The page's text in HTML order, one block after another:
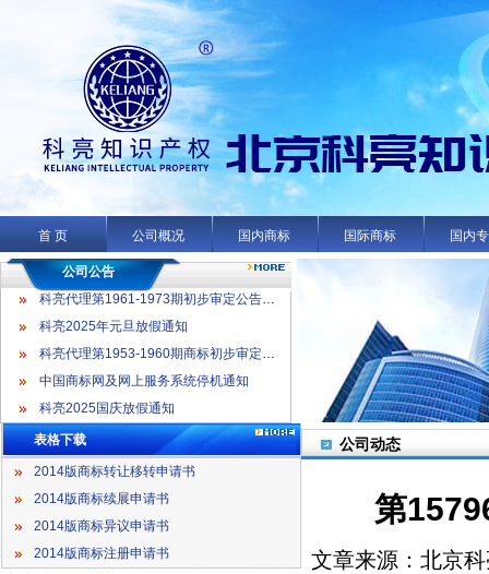
首 页 公司概况 国内商标 国际商标 国内
公司公告
科亮代理第1953-1960期商标初步审定公告名录
中国商标网及网上服务系统停机通知
科亮2025国庆放假通知
科亮代理第1961-1973期初步审定公告名录
科亮2025年元旦放假通知
科亮代理第1953-1960期商标初步审定公告名录
中国商标网及网上服务系统停机通知
科亮2025国庆放假通知
表格下载
2014版商标转让移转申请书
2014版商标续展申请书
2014版商标异议申请书
2014版商标注册申请书
公司动态
第
文章来源：北京